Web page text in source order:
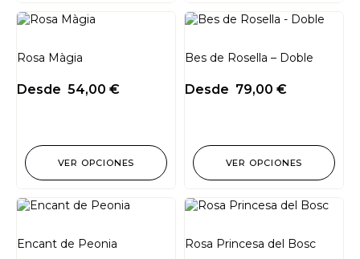
Rosa Màgia
Desde 54,00 €
VER OPCIONES
Bes de Rosella – Doble
Desde 79,00 €
VER OPCIONES
Encant de Peonia Rosa Princesa del Bosc